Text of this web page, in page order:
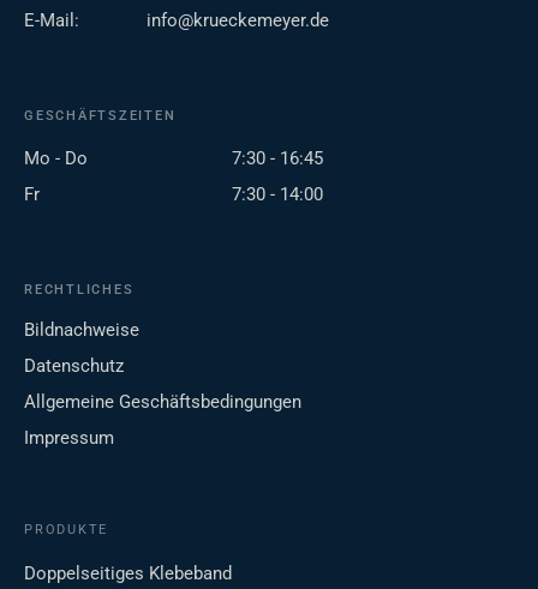
E-Mail:
info@krueckemeyer.de
GESCHÄFTSZEITEN
Mo - Do
7:30 - 16:45
Fr
7:30 - 14:00
RECHTLICHES
Bildnachweise
Datenschutz
Allgemeine Geschäftsbedingungen
Impressum
PRODUKTE
Doppelseitiges Klebeband